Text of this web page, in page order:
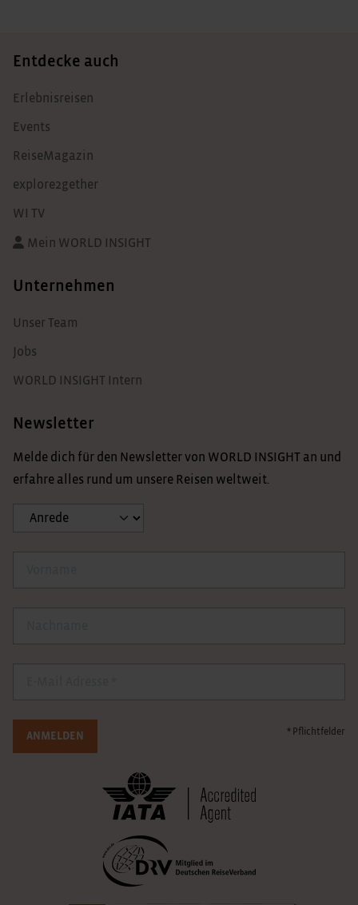
Entdecke auch
Erlebnisreisen
Events
ReiseMagazin
explore2gether
WI TV
Mein WORLD INSIGHT
Unternehmen
Unser Team
Jobs
WORLD INSIGHT Intern
Newsletter
Melde dich für den Newsletter von WORLD INSIGHT an und
erfahre alles rund um unsere Reisen weltweit.
Anrede
ANMELDEN * Pflichtfelder